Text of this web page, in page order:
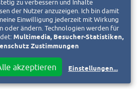
zu verbessern und Inhalte
der Nutzer anzuzeigen. Ich bin damit
Einwilligung jederzeit mit Wirkung
oder ändern. Technologien werden für
Multimedia, Besucher-Statistiken,
Zustimmungen
akzeptieren Einstellungen...